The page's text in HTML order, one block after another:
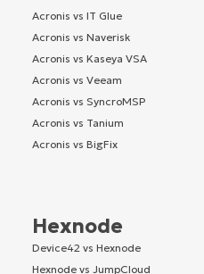
Acronis vs IT Glue
Acronis vs Naverisk
Acronis vs Kaseya VSA
Acronis vs Veeam
Acronis vs SyncroMSP
Acronis vs Tanium
Acronis vs BigFix
Hexnode
Device42 vs Hexnode
Hexnode vs JumpCloud